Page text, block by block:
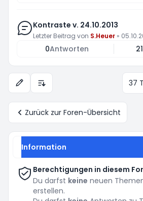
Kontraste v. 24.10.2013
Letzter Beitrag von S.Heuer »
0Antworten
Anzeige- und Sortierungs-37
Zurück zur Foren-Übersicht
Information
Berechtigungen in diesem
Du darfst keine neuen
erstellen.